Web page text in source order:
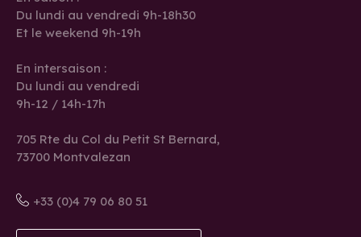
Du lundi au vendredi 9h-18h30
Et le weekend 9h-19h
En intersaison :
Du lundi au vendredi
9h-12 / 14h-17h
705 Rte du Col du Petit St Bernard,
73700 Montvalezan
+33 (0)4 79 06 80 51